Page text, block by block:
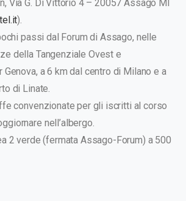
Via G. Di Vittorio 4 – 20057 Assago MI
).
passi dal Forum di Assago, nelle
della Tangenziale Ovest e
Genova, a 6 km dal centro di Milano e a
di Linate.
convenzionate per gli iscritti al corso
nell’albergo.
2 verde (fermata Assago-Forum) a 500